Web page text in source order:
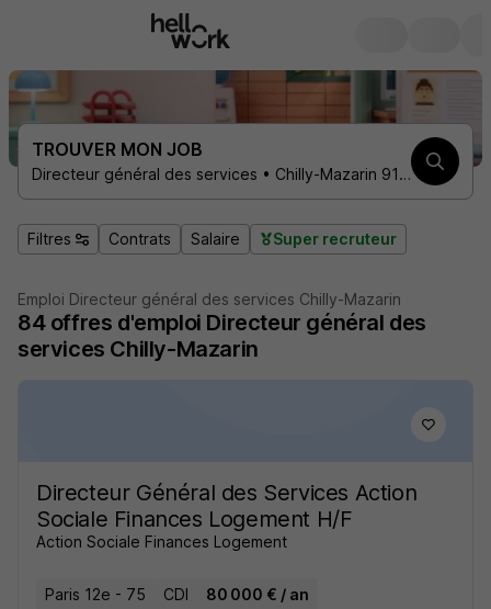
TROUVER MON JOB
Directeur général des services • Chilly-Mazarin 91380
Filtres Contrats Salaire Super recruteur
Emploi Directeur général des services Chilly-Mazarin
84 offres d'emploi Directeur général des
services Chilly-Mazarin
Directeur Général des Services Action
Sociale Finances Logement H/F
Action Sociale Finances Logement
Paris 12e - 75 CDI
80 000 € / an